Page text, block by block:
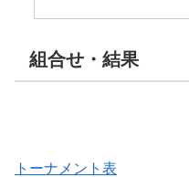
組合せ・結果
トーナメント表